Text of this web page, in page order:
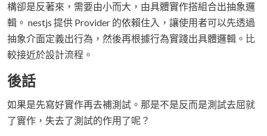
構卻是反著來，需要由小而大，由具體實作搭組合出抽象邏
輯。 nestjs 提供 Provider 的依賴住入，讓使用者可以先透過
抽象介面定義出行為，然後再根據行為實踐出具體邏輯。比
較接近於設計流程。
後話
如果是先寫好實作再去補測試。那是不是反而是測試去屈就
了實作，失去了測試的作用了呢？